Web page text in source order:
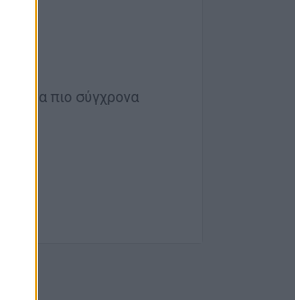
με τα πιο σύγχρονα